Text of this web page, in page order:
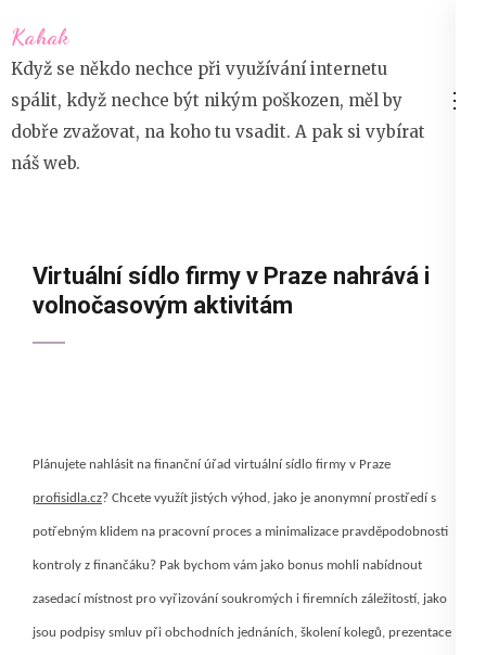
na
obsah
(stiskněte
Enter)
Kahak
Když se někdo nechce při využívání internetu
spálit, když nechce být nikým poškozen, měl by
dobře zvažovat, na koho tu vsadit. A pak si vybírat
náš web.
Virtuální sídlo firmy v Praze nahrává i
volnočasovým aktivitám
Plánujete nahlásit na finanční úřad virtuální sídlo firmy v Praze
profisidla.cz? Chcete využít jistých výhod, jako je anonymní prostředí s
potřebným klidem na pracovní proces a minimalizace pravděpodobnosti
kontroly z finančáku? Pak bychom vám jako bonus mohli nabídnout
zasedací místnost pro vyřizování soukromých i firemních záležitostí, jako
jsou podpisy smluv při obchodních jednáních, školení kolegů, prezentace